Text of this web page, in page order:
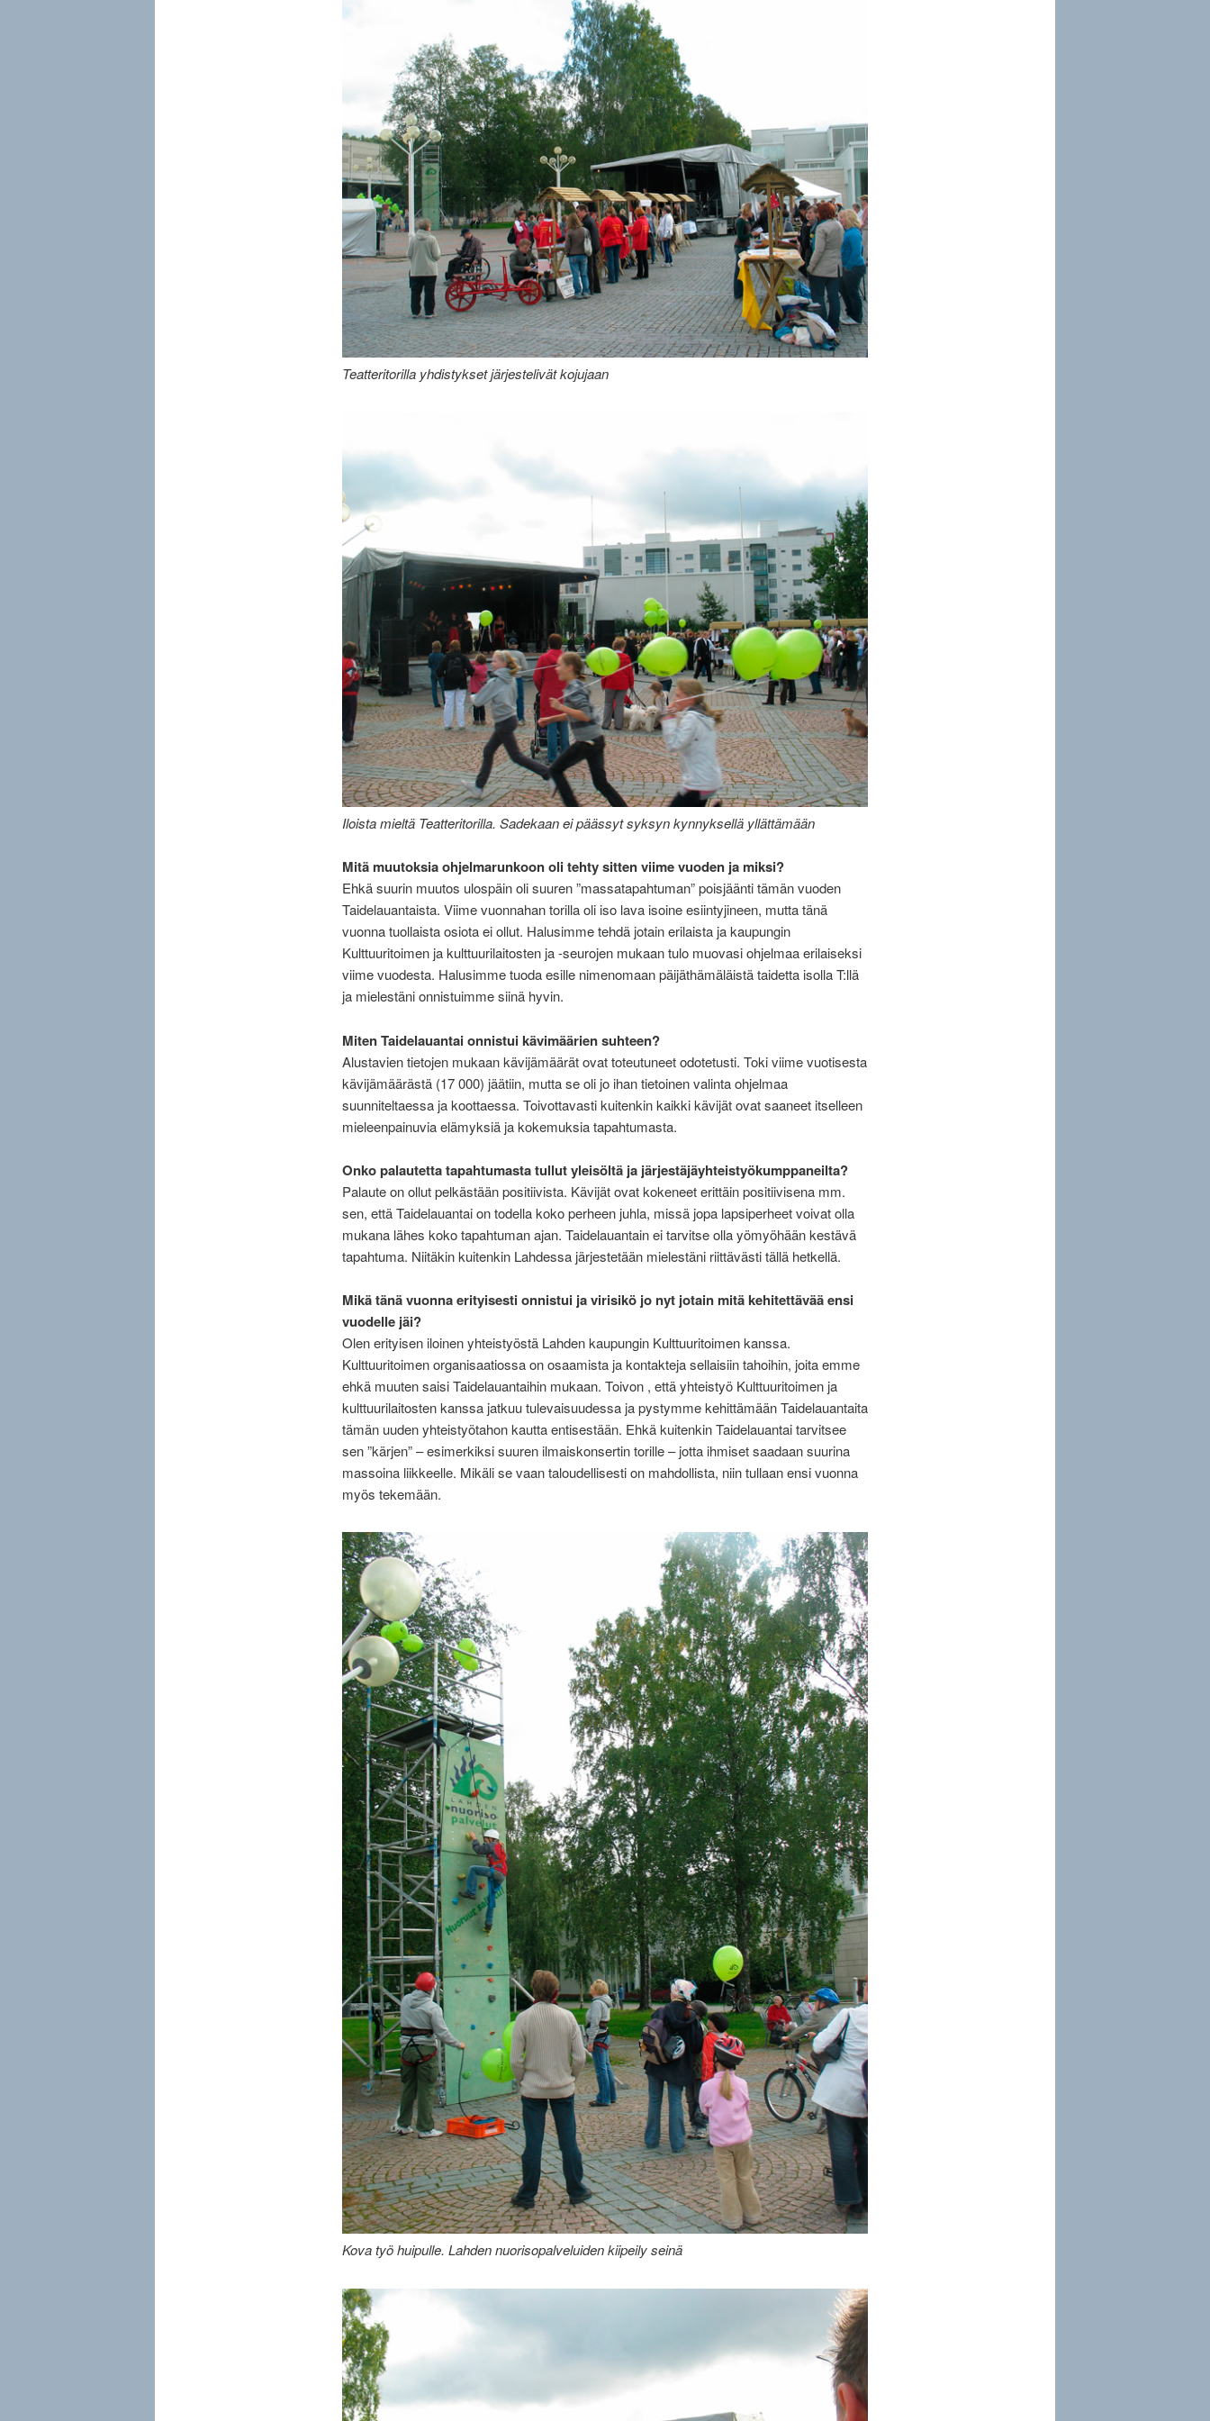
Teatteritorilla yhdistykset järjestelivät kojujaan
Iloista mieltä Teatteritorilla. Sadekaan ei päässyt syksyn kynnyksellä yllättämään
Mitä muutoksia ohjelmarunkoon oli tehty sitten viime vuoden ja miksi?
Ehkä suurin muutos ulospäin oli suuren ”massatapahtuman” poisjäänti tämän vuoden
Taidelauantaista. Viime vuonnahan torilla oli iso lava isoine esiintyjineen, mutta tänä
vuonna tuollaista osiota ei ollut. Halusimme tehdä jotain erilaista ja kaupungin
Kulttuuritoimen ja kulttuurilaitosten ja -seurojen mukaan tulo muovasi ohjelmaa erilaiseksi
viime vuodesta. Halusimme tuoda esille nimenomaan päijäthämäläistä taidetta isolla T:llä
ja mielestäni onnistuimme siinä hyvin.
Miten Taidelauantai onnistui kävimäärien suhteen?
Alustavien tietojen mukaan kävijämäärät ovat toteutuneet odotetusti. Toki viime vuotisesta
kävijämäärästä (17 000) jäätiin, mutta se oli jo ihan tietoinen valinta ohjelmaa
suunniteltaessa ja koottaessa. Toivottavasti kuitenkin kaikki kävijät ovat saaneet itselleen
mieleenpainuvia elämyksiä ja kokemuksia tapahtumasta.
Onko palautetta tapahtumasta tullut yleisöltä ja järjestäjäyhteistyökumppaneilta?
Palaute on ollut pelkästään positiivista. Kävijät ovat kokeneet erittäin positiivisena mm.
sen, että Taidelauantai on todella koko perheen juhla, missä jopa lapsiperheet voivat olla
mukana lähes koko tapahtuman ajan. Taidelauantain ei tarvitse olla yömyöhään kestävä
tapahtuma. Niitäkin kuitenkin Lahdessa järjestetään mielestäni riittävästi tällä hetkellä.
Mikä tänä vuonna erityisesti onnistui ja virisikö jo nyt jotain mitä kehitettävää ensi
vuodelle jäi?
Olen erityisen iloinen yhteistyöstä Lahden kaupungin Kulttuuritoimen kanssa.
Kulttuuritoimen organisaatiossa on osaamista ja kontakteja sellaisiin tahoihin, joita emme
ehkä muuten saisi Taidelauantaihin mukaan. Toivon , että yhteistyö Kulttuuritoimen ja
kulttuurilaitosten kanssa jatkuu tulevaisuudessa ja pystymme kehittämään Taidelauantaita
tämän uuden yhteistyötahon kautta entisestään. Ehkä kuitenkin Taidelauantai tarvitsee
sen ”kärjen” – esimerkiksi suuren ilmaiskonsertin torille – jotta ihmiset saadaan suurina
massoina liikkeelle. Mikäli se vaan taloudellisesti on mahdollista, niin tullaan ensi vuonna
myös tekemään.
Kova työ huipulle. Lahden nuorisopalveluiden kiipeily seinä